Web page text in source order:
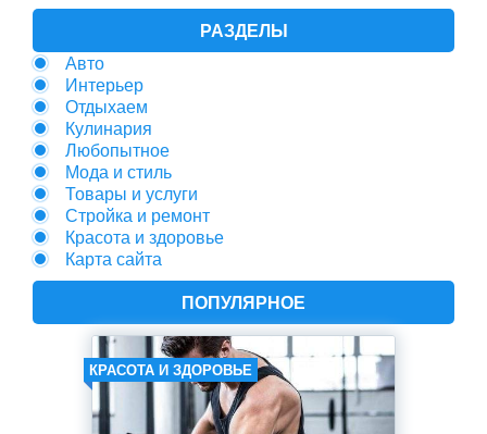
РАЗДЕЛЫ
Авто
Интерьер
Отдыхаем
Кулинария
Любопытное
Мода и стиль
Товары и услуги
Стройка и ремонт
Красота и здоровье
Карта сайта
ПОПУЛЯРНОЕ
КРАСОТА И ЗДОРОВЬЕ